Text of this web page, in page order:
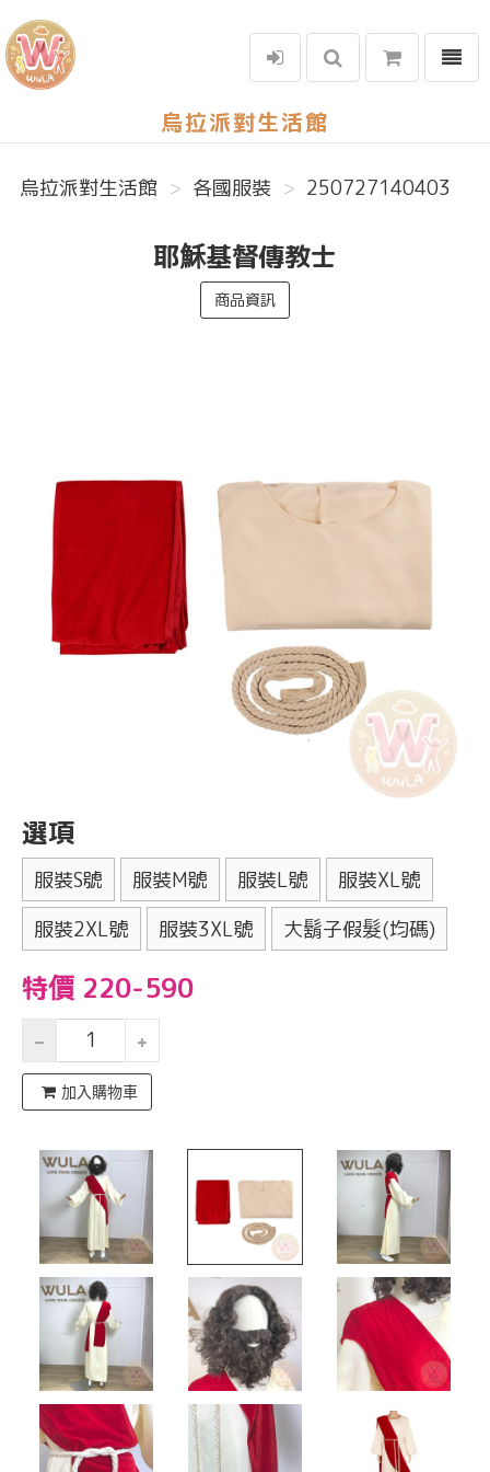
烏拉派對生活館
選單
烏拉派對生活館 各國服裝 250727140403
耶穌基督傳教士
商品資訊
選項
服裝S號 服裝M號 服裝L號
服裝XL號
服裝2XL號
服裝3XL號 大鬍子假髮(均碼)
特價 220-590
加入購物車